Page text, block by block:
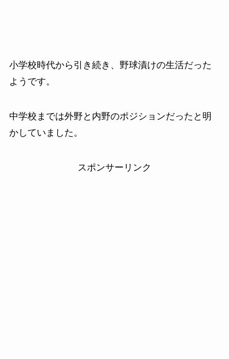
小学校時代から引き続き、野球漬けの生活だった
ようです。
中学校までは外野と内野のポジションだったと明
かしていました。
スポンサーリンク